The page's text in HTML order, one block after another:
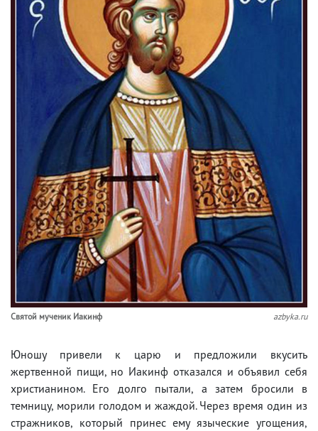
Свя­той му­че­ник Иа­к­инф azbyka.ru
Юношу привели к царю и предложили вкусить
жертвенной пищи, но Иакинф отказался и объявил себя
христианином. Его долго пытали, а затем бросили в
темницу, морили голодом и жаждой. Через время один из
стражников, который принес ему языческие угощения,